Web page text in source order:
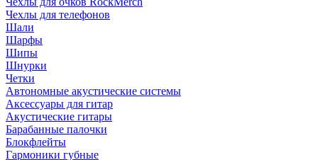
Чехлы для телефонов
Шали
Шарфы
Шипы
Шнурки
Четки
Автономные акустические системы
Аксессуары для гитар
Акустические гитары
Барабанные палочки
Блокфлейты
Гармоники губные